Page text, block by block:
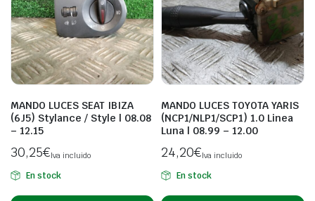
MANDO LUCES SEAT IBIZA
(6J5) Stylance / Style | 08.08
– 12.15
30,25€Iva incluido
En stock
MANDO LUCES TOYOTA YARIS
(NCP1/NLP1/SCP1) 1.0 Linea
Luna | 08.99 – 12.00
24,20€Iva incluido
En stock